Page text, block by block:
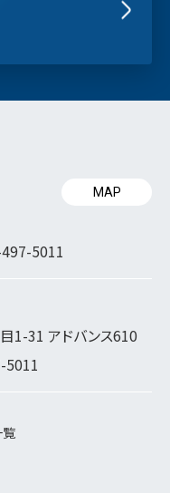
5011
MAP
1-31 アドバンス610
5011
覧